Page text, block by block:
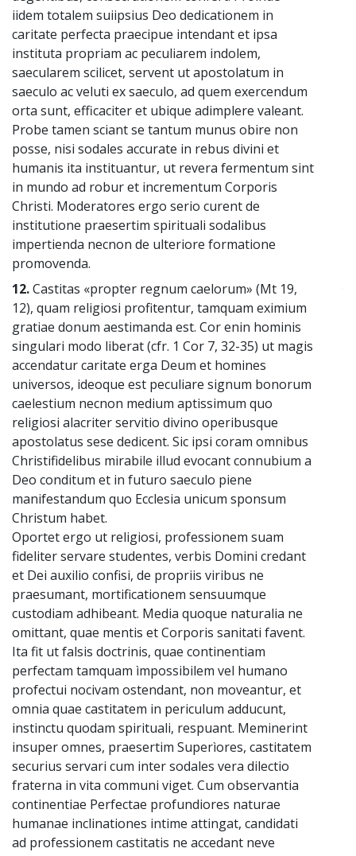
iidem totalem suiipsius Deo dedicationem in
caritate perfecta praecipue intendant et ipsa
instituta propriam ac peculiarem indolem,
saecularem scilicet, servent ut apostolatum in
saeculo ac veluti ex saeculo, ad quem exercendum
orta sunt, efficaciter et ubique adimplere valeant.
Probe tamen sciant se tantum munus obire non
posse, nisi sodales accurate in rebus divini et
humanis ita instituantur, ut revera fermentum sint
in mundo ad robur et incrementum Corporis
Christi. Moderatores ergo serio curent de
institutione praesertim spirituali sodalibus
impertienda necnon de ulteriore formatione
promovenda.
12.Castitas «propter regnum caelorum» (Mt 19,
12), quam religiosi profitentur, tamquam eximium
gratiae donum aestimanda est. Cor enin hominis
singulari modo liberat (cfr. 1 Cor 7, 32-35) ut magis
accendatur caritate erga Deum et homines
universos, ideoque est peculiare signum bonorum
caelestium necnon medium aptissimum quo
religiosi alacriter servitio divino operibusque
apostolatus sese dedicent. Sic ipsi coram omnibus
Christifidelibus mirabile illud evocant connubium a
Deo conditum et in futuro saeculo piene
manifestandum quo Ecclesia unicum sponsum
Christum habet.
Oportet ergo ut religiosi, professionem suam
fideliter servare studentes, verbis Domini credant
et Dei auxilio confisi, de propriis viribus ne
praesumant, mortificationem sensuumque
custodiam adhibeant. Media quoque naturalia ne
omittant, quae mentis et Corporis sanitati favent.
Ita fit ut falsis doctrinis, quae continentiam
perfectam tamquam ìmpossibilem vel humano
profectui nocivam ostendant, non moveantur, et
omnia quae castitatem in periculum adducunt,
instinctu quodam spirituali, respuant. Meminerint
insuper omnes, praesertim Superìores, castitatem
securius servari cum inter sodales vera dilectio
fraterna in vita communi viget. Cum observantia
continentiae Perfectae profundiores naturae
humanae inclinationes intime attingat, candidati
ad professionem castitatis ne accedant neve